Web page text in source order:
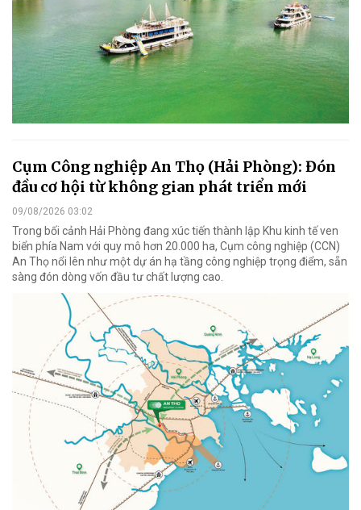
Cụm Công nghiệp An Thọ (Hải Phòng): Đón
đầu cơ hội từ không gian phát triển mới
09/08/2026 03:02
Trong bối cảnh Hải Phòng đang xúc tiến thành lập Khu kinh tế ven
biển phía Nam với quy mô hơn 20.000 ha, Cụm công nghiệp (CCN)
An Thọ nổi lên như một dự án hạ tầng công nghiệp trọng điểm, sẵn
sàng đón dòng vốn đầu tư chất lượng cao.